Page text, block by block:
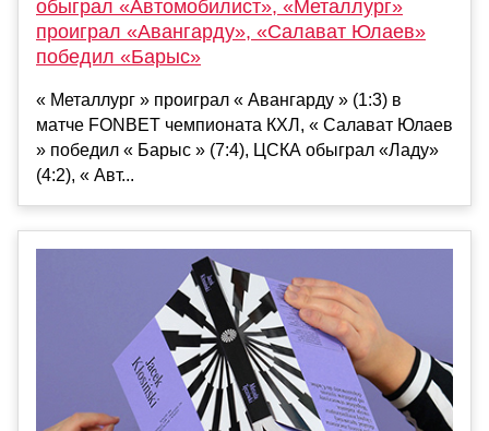
обыграл «Автомобилист», «Металлург»
проиграл «Авангарду», «Салават Юлаев»
победил «Барыс»
« Металлург » проиграл « Авангарду » (1:3) в
матче FONBET чемпионата КХЛ, « Салават Юлаев
» победил « Барыс » (7:4), ЦСКА обыграл «Ладу»
(4:2), « Авт...